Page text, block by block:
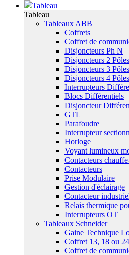
Tableau
Tableau
Tableaux ABB
Coffrets
Coffret de
Disjoncteurs Ph N
Disjoncteurs 2 Pôles
Disjoncteurs 3 Pôles
Disjoncteurs 4 Pôles
Interrupteurs
Blocs Différentiels
Disjoncteur
GTL
Parafoudre
Interrupteur
Horloge
Voyant lumineux
Contacteurs
Contacteurs
Prise Modulaire
Gestion d'éclairage
Contacteur
Relais thermique
Interrupteurs OT
Tableaux Schneider
Gaine Technique
Coffret 13, 18 ou
Coffret de